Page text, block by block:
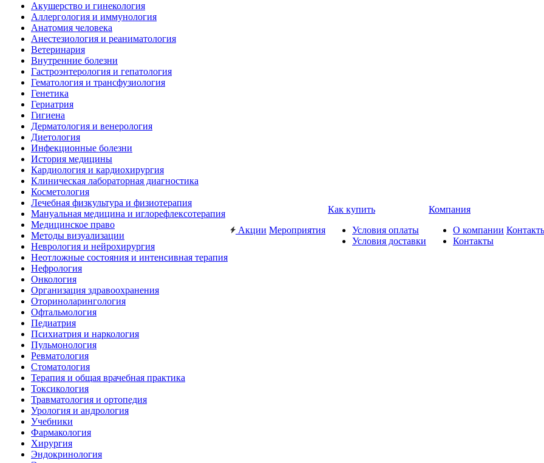
Акушерство и гинекология
Аллергология и иммунология
Анатомия человека
Анестезиология и реаниматология
Ветеринария
Внутренние болезни
Гастроэнтерология и гепатология
Гематология и трансфузиология
Генетика
Гериатрия
Гигиена
Дерматология и венерология
Диетология
Инфекционные болезни
История медицины
Кардиология и кардиохирургия
Клиническая лабораторная диагностика
Косметология
Лечебная физкультура и физиотерапия
Мануальная медицина и иглорефлексотерапия
Медицинское право
Методы визуализации
Неврология и нейрохирургия
Неотложные состояния и интенсивная терапия
Нефрология
Онкология
Организация здравоохранения
Оториноларингология
Офтальмология
Педиатрия
Психиатрия и наркология
Пульмонология
Ревматология
Стоматология
Терапия и общая врачебная практика
Токсикология
Травматология и ортопедия
Урология и андрология
Учебники
Фармакология
Хирургия
Эндокринология
Акции Мероприятия
Как купить
Условия оплаты
Условия доставки
Компания
О компании
Контакты